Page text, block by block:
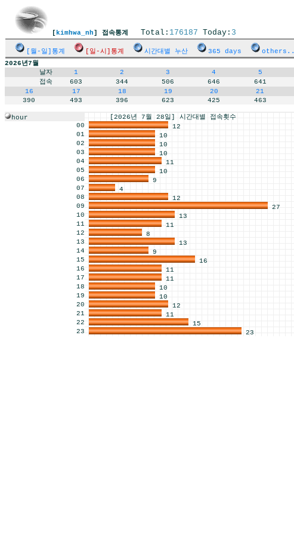
[ kimhwa_nh] 접속통계 Total: 176187 Today: 3
[월-일]통계 [일-시]통계 시간대별 누산 365 days
others..
2026년7월
날자
1 2 3 4 5
접속
603 344 506 646 641
16
17 18 19 20 21
390
493 396 623 425 463
hour
[2026년 7월 28일] 시간대별 접속횟수
00
12
01
10
02
10
03
10
04
11
05
10
06
9
07
4
08
12
09
27
10
13
11
11
12
8
13
13
14
9
15
16
16
11
17
11
18
10
19
10
20
12
21
11
22
15
23
23